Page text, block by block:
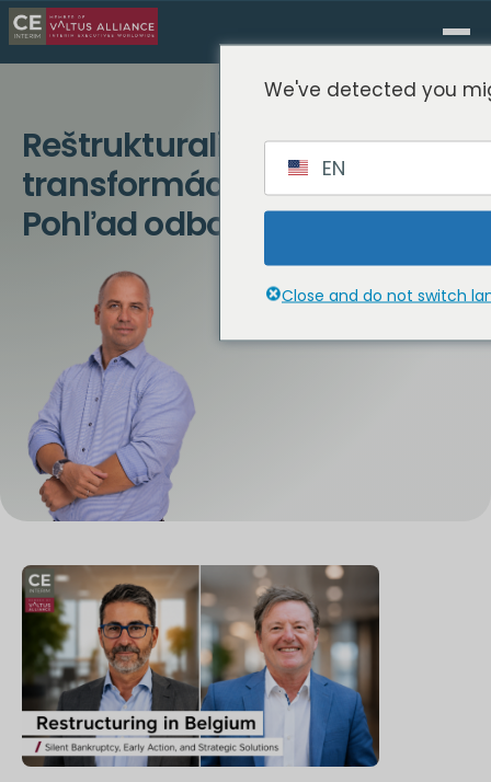
Reštrukturalizácia a
transformácia v Belgicku:
Pohľad odborníkov
We've detected you
EN
Close and do not switch